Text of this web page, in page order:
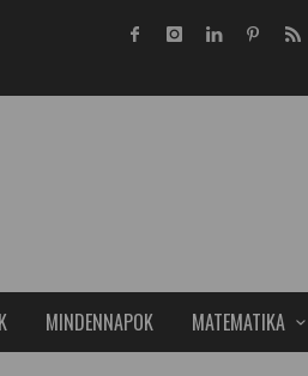
MINDENNAPOK MATEMATIKA